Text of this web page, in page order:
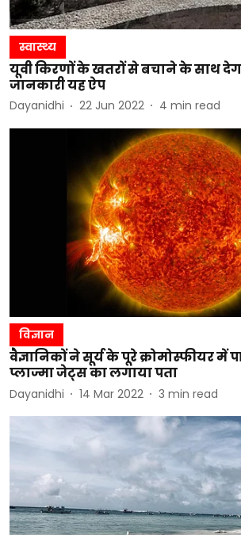
स्वास्थ्य
यूवी किरणों के खतरों से बचाने के साथ
जानकारी यह ऐप
Dayanidhi 22 Jun 2022 4 min read
विज्ञान
वैज्ञानिकों ने सूर्य के पूरे क्रोमोस्फीयर में
प्लाज्मा जेट्स का लगाया पता
Dayanidhi 14 Mar 2022 3 min read